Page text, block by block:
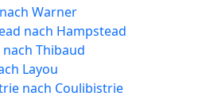
Warner
nach Hampstead
Thibaud
Layou
nach Coulibistrie